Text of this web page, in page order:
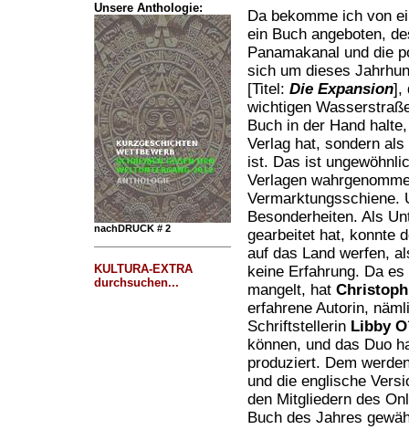
Unsere Anthologie:
nachDRUCK # 2
KULTURA-EXTRA
durchsuchen...
Da bekomme ich von
ein Buch angeboten,
Panamakanal und die
sich um dieses
[Titel: Die Expansion],
wichtigen
Buch in der Hand
Verlag hat, sondern
ist. Das ist
Verlagen
Vermarktungsschiene.
Besonderheiten. Als
gearbeitet hat, konnte
auf das Land werfen,
keine Erfahrung. Da
mangelt, hat
erfahrene Autorin,
Schriftstellerin Libby
können, und das Duo
produziert. Dem
und die englische
den Mitgliedern des
Buch des Jahres